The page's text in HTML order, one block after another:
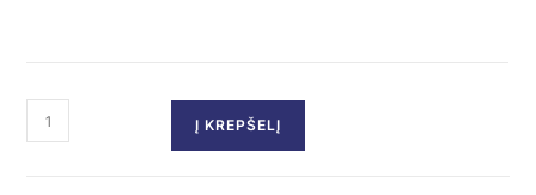
Į KREPŠELĮ